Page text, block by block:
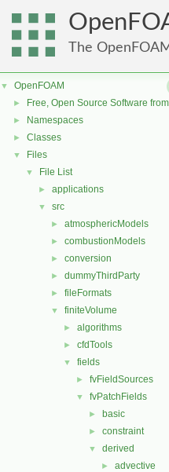
The
▼ OpenFOAM
► Free, Open Source Software
► Namespaces
► Classes
▼ Files
▼ File List
► applications
▼ src
► atmosphericModels
► combustionModels
► conversion
► dummyThirdParty
► fileFormats
▼ finiteVolume
► algorithms
► cfdTools
▼ fields
► fvFieldSources
▼ fvPatchFields
► basic
► constraint
▼ derived
► advective